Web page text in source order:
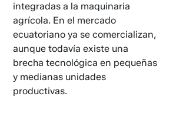
integradas a la maquinaria
agrícola. En el mercado
ecuatoriano ya se comercializan,
aunque todavía existe una
brecha tecnológica en pequeñas
y medianas unidades
productivas.